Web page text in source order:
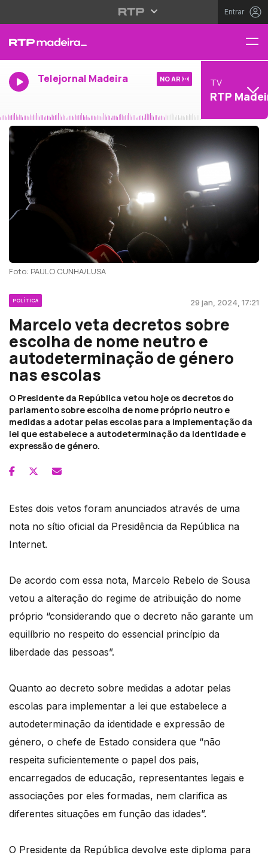
Entrar
Telejornal Madeira NO AR TV
RTP
Foto: PAULO CUNHA/LUSA
POLÍTICA 29 jan, 2024, 17:21
Marcelo veta decretos sobre
escolha de nome neutro e
autodeterminação de género
nas escolas
O Presidente da República vetou hoje os decretos do
parlamento sobre escolha de nome próprio neutro e
medidas a adotar pelas escolas para a implementação da
lei que estabelece a autodeterminação da identidade e
expressão de género.
Estes dois vetos foram anunciados através de uma
nota no sítio oficial da Presidência da República na
Internet.
De acordo com essa nota, Marcelo Rebelo de Sousa
vetou a alteração do regime de atribuição do nome
próprio “considerando que o decreto não garante um
equilíbrio no respeito do essencial princípio da
liberdade das pessoas”.
Quanto ao decreto sobre medidas a adotar pelas
escolas para implementar a lei que estabelece a
autodeterminação da identidade e expressão de
género, o chefe de Estado considera que “não
respeita suficientemente o papel dos pais,
encarregados de educação, representantes legais e
associações por eles formadas, nem clarifica as
diferentes situações em função das idades”.
O Presidente da República devolve este diploma para